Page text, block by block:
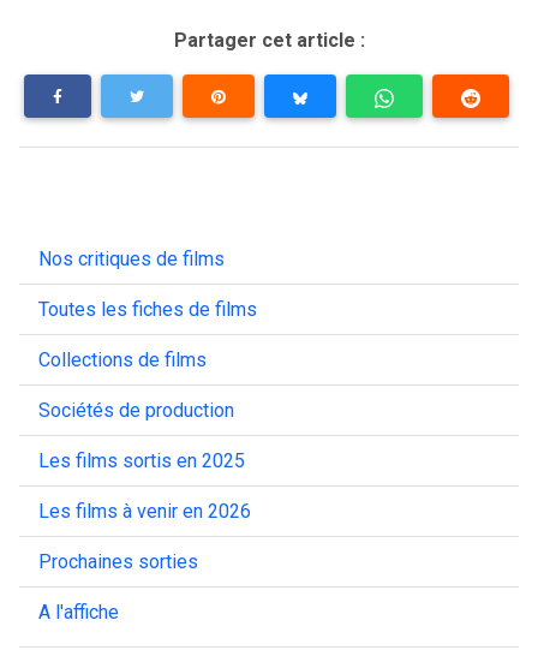
Partager cet article :
Nos critiques de films
Toutes les fiches de films
Collections de films
Sociétés de production
Les films sortis en 2025
Les films à venir en 2026
Prochaines sorties
A l'affiche